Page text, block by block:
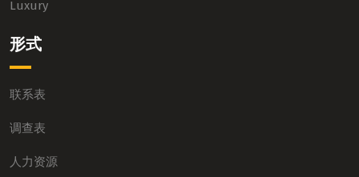
Luxury
形式
联系表
调查表
人力资源